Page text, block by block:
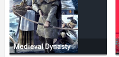
Medieval Dynasty